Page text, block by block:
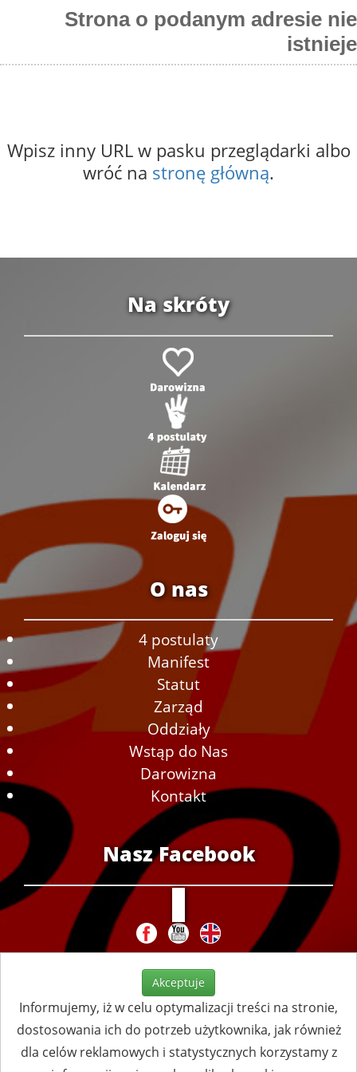
Strona o podanym adresie nie
istnieje
Wpisz inny URL w pasku przeglądarki albo
wróć na stronę główną.
Na skróty
O nas
4 postulaty
Manifest
Statut
Zarząd
Oddziały
Wstąp do Nas
Darowizna
Kontakt
Nasz Facebook
Akceptuje
Informujemy, iż w celu optymalizacji treści na stronie,
dostosowania ich do potrzeb użytkownika, jak również
dla celów reklamowych i statystycznych korzystamy z